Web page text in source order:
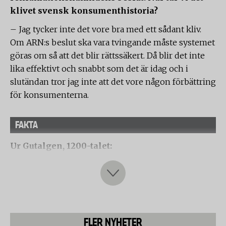
klivet svensk konsumenthistoria?
– Jag tycker inte det vore bra med ett sådant kliv.
Om ARN:s beslut ska vara tvingande måste systemet
göras om så att det blir rättssäkert. Då blir det inte
lika effektivt och snabbt som det är idag och i
slutändan tror jag inte att det vore någon förbättring
för konsumenterna.
FAKTA
Ur Gutalgen, 1200-talet:
Köper du häst, pröva honom då i tre dagar och led
honom tillbaka med fel, om du finner något. Tre fel
frambenen. Om du har honom längre, då tar säljaren
FLER NYHETER